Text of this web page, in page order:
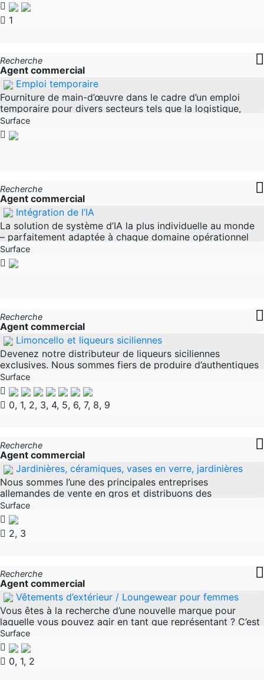
développe, produit et vend des dispositifs médicaux qui
sont utilisés pour le diagnostic et la
1
Recherche
Agent commercial
Emploi temporaire
Fourniture de main-d’œuvre dans le cadre d’un emploi
temporaire pour divers secteurs tels que la logistique,
l’entreposage, la production, l’industrie et les secteurs
connexes. L’accent est
Surface
Recherche
Agent commercial
Intégration de l’IA
La solution de système d’IA la plus individuelle au monde
– parfaitement adaptée à chaque domaine opérationnel
de chaque entreprise. À cette fin, nous recherchons des
représentants
Surface
Recherche
Agent commercial
Limoncello et liqueurs siciliennes
Devenez notre distributeur de liqueurs siciliennes
exclusives. Nous sommes fiers de produire d’authentiques
liqueurs siciliennes et en particulier notre limoncello de
première classe en
Surface
0, 1, 2, 3, 4, 5, 6, 7, 8, 9
Recherche
Agent commercial
Jardinières, céramiques, vases en verre, jardinières
Nous sommes l’une des principales entreprises
allemandes de vente en gros et distribuons des
collections exclusives en céramique et en verre
spécialement développées pour les
Surface
2, 3
Recherche
Agent commercial
Vêtements d’extérieur / Loungewear pour femmes
Vous êtes à la recherche d’une nouvelle marque pour
laquelle vous pouvez agir en tant que représentant ? C’est
merveilleux. Nous vous recherchons si vous êtes un
représentant de vente
Surface
0, 1, 2